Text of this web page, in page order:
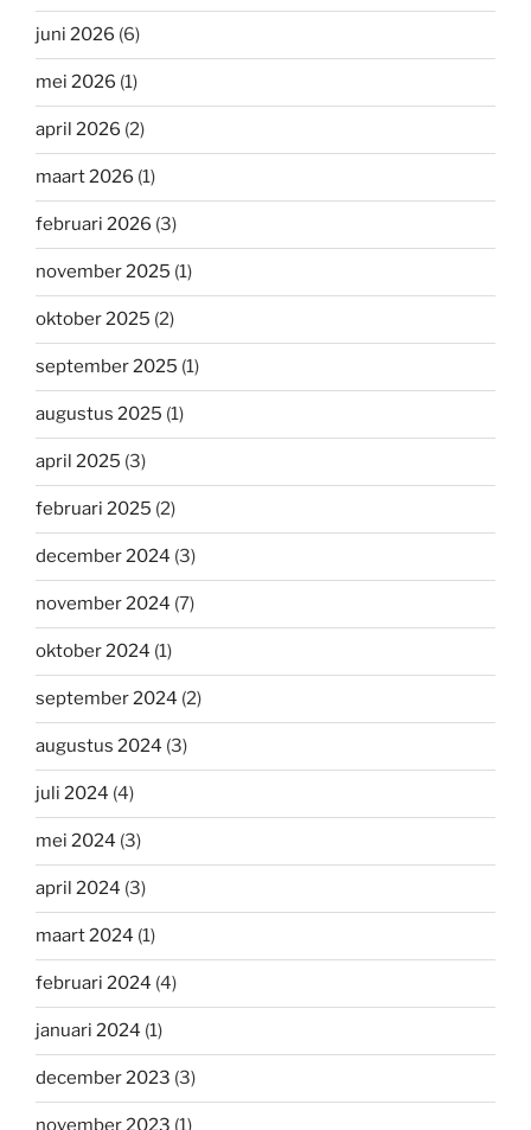
juni 2026 (6)
mei 2026 (1)
april 2026 (2)
maart 2026 (1)
februari 2026 (3)
november 2025 (1)
oktober 2025 (2)
september 2025 (1)
augustus 2025 (1)
april 2025 (3)
februari 2025 (2)
december 2024 (3)
november 2024 (7)
oktober 2024 (1)
september 2024 (2)
augustus 2024 (3)
juli 2024 (4)
mei 2024 (3)
april 2024 (3)
maart 2024 (1)
februari 2024 (4)
januari 2024 (1)
december 2023 (3)
november 2023 (1)